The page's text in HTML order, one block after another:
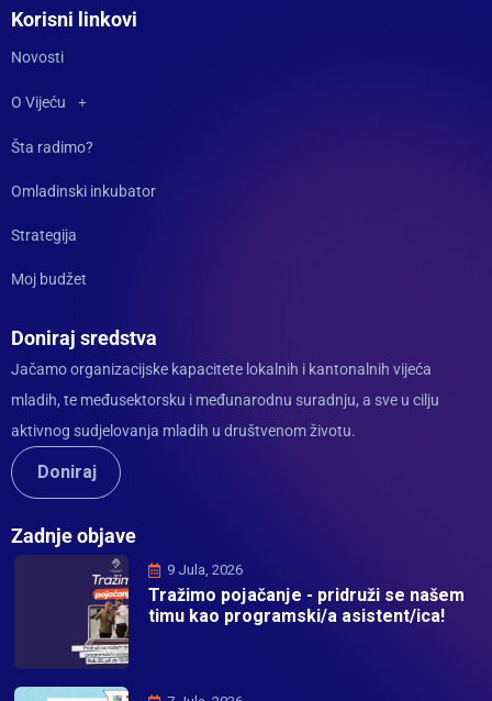
Korisni linkovi
Novosti
O Vijeću
Šta radimo?
Omladinski inkubator
Strategija
Moj budžet
Doniraj sredstva
Jačamo organizacijske kapacitete lokalnih i kantonalnih vijeća
mladih, te međusektorsku i međunarodnu suradnju, a sve u cilju
aktivnog sudjelovanja mladih u društvenom životu.
Doniraj
Zadnje objave
9 Jula, 2026
Tražimo pojačanje - pridruži se našem
timu kao programski/a asistent/ica!